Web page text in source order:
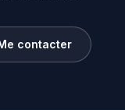
contacter